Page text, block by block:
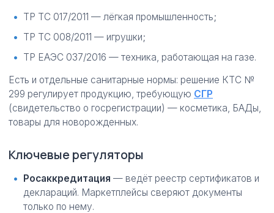
ТР ТС 017/2011 — лёгкая промышленность;
ТР ТС 008/2011 — игрушки;
ТР ЕАЭС 037/2016 — техника, работающая на газе.
Есть и отдельные санитарные нормы: решение КТС №
299 регулирует продукцию, требующую СГР
(свидетельство о госрегистрации) — косметика, БАДы,
товары для новорожденных.
Ключевые регуляторы
Росаккредитация — ведёт реестр сертификатов и
деклараций. Маркетплейсы сверяют документы
только по нему.